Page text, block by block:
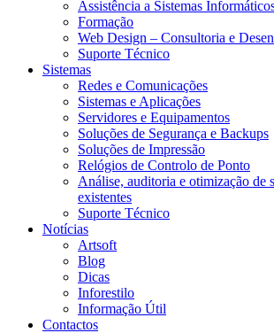
Assistência a Sistemas
Formação
Web Design – Consultoria e
Suporte Técnico
Sistemas
Redes e Comunicações
Sistemas e Aplicações
Servidores e Equipamentos
Soluções de Segurança e Backups
Soluções de Impressão
Relógios de Controlo de Ponto
Análise, auditoria e otimização de
existentes
Suporte Técnico
Notícias
Artsoft
Blog
Dicas
Inforestilo
Informação Útil
Contactos